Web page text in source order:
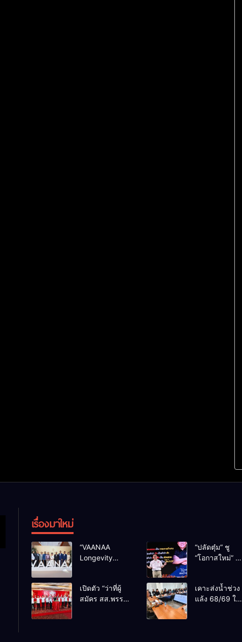
เรื่องมาใหม่
“VAANAA
Longevity
เอนต์ใหญ่สุดใน
อาเซียน
“ปลัดตุ๋ม” ชู
“โอกาสใหม่” นำ
ไม่ใช่เล่น
การเมือง
เปิดตัว “ว่าที่ผู้
สมัคร สส.พรรค
เคาะส่งน้ำช่วง
แล้ง 68/69 ใช้